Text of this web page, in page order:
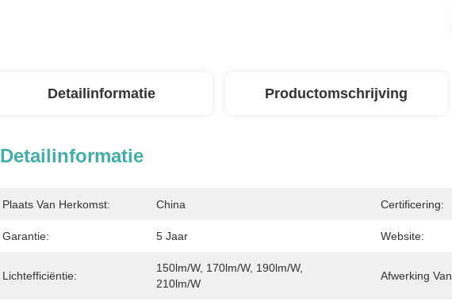
Detailinformatie Productomschrijving
Detailinformatie
Plaats Van Herkomst: China Certificering:
Garantie: 5 Jaar Website:
Lichtefficiëntie:
150lm/W, 170lm/W, 190lm/W,
210lm/W
Afwerking